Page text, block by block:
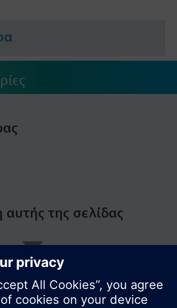
αυτής της σελίδας